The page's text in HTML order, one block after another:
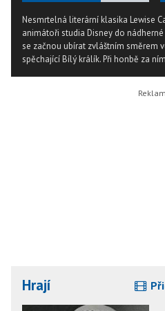
Nesmrtelná literární klasika Lewise
animátoři studia Disney do
se začnou ubírat zvláštním směrem
spěchající Bílý králík. Při honbě za
Hrají